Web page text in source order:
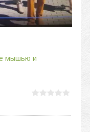
мышью и